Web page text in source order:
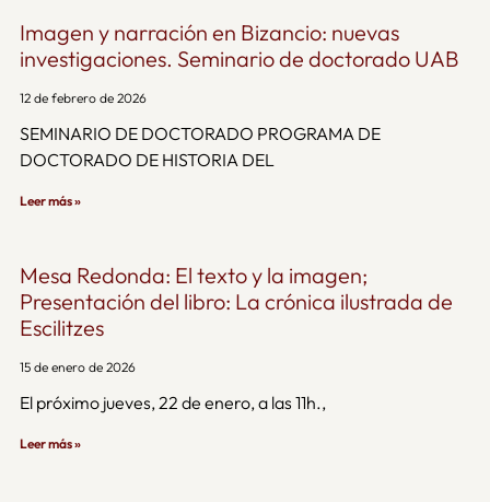
Imagen y narración en Bizancio: nuevas
investigaciones. Seminario de doctorado UAB
12 de febrero de 2026
SEMINARIO DE DOCTORADO PROGRAMA DE
DOCTORADO DE HISTORIA DEL
Leer más »
Mesa Redonda: El texto y la imagen;
Presentación del libro: La crónica ilustrada de
Escilitzes
15 de enero de 2026
El próximo jueves, 22 de enero, a las 11h.,
Leer más »